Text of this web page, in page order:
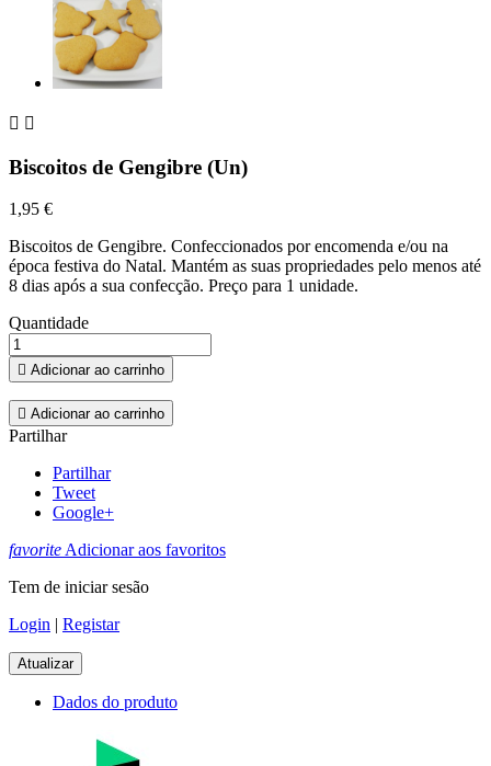
 
Biscoitos de Gengibre (Un)
1,95 €
Biscoitos de Gengibre. Confeccionados por encomenda e/ou na
época festiva do Natal. Mantém as suas propriedades pelo menos até
8 dias após a sua confecção. Preço para 1 unidade.
Quantidade
 Adicionar ao carrinho
 Adicionar ao carrinho
Partilhar
Partilhar
Tweet
Google+
favoriteAdicionar aos favoritos
Tem de iniciar sesão
Login | Registar
Dados do produto